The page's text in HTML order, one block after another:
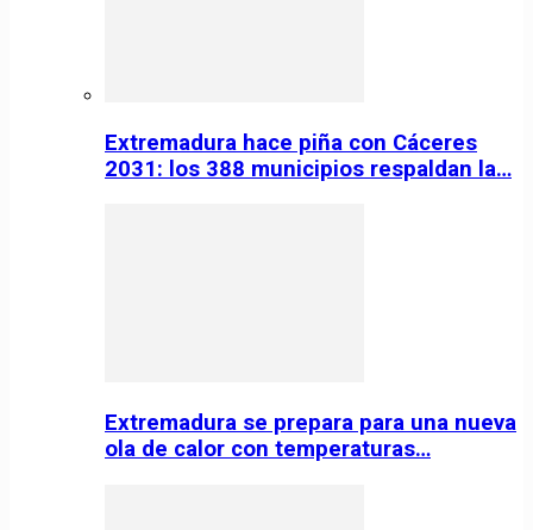
Extremadura hace piña con Cáceres
2031: los 388 municipios respaldan la…
Extremadura se prepara para una nueva
ola de calor con temperaturas…